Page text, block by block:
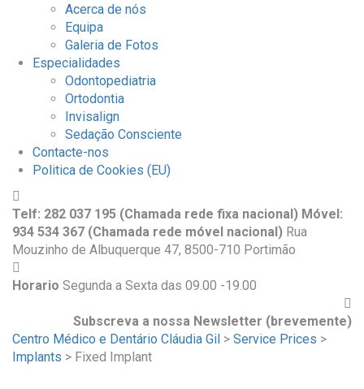
Acerca de nós
Equipa
Galeria de Fotos
Especialidades
Odontopediatria
Ortodontia
Invisalign
Sedação Consciente
Contacte-nos
Politica de Cookies (EU)
Telf: 282 037 195 (Chamada rede fixa nacional) Móvel:
934 534 367 (Chamada rede móvel nacional) Rua
Mouzinho de Albuquerque 47, 8500-710 Portimão
Horario Segunda a Sexta das 09.00 -19.00
Subscreva a nossa Newsletter (brevemente)
Centro Médico e Dentário Cláudia Gil > Service Prices >
Implants > Fixed Implant